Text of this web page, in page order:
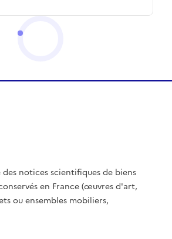
notices scientifiques de biens
en France (œuvres d'art,
ou ensembles mobiliers,